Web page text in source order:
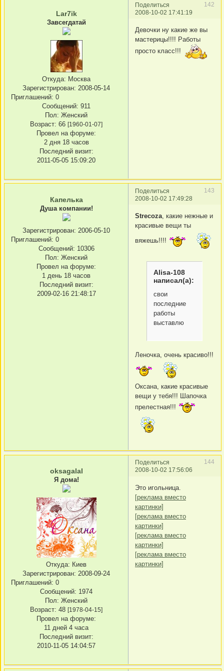
Поделиться
142
2008-10-02 17:41:19
Lar7ik
Завсегдатай
Откуда: Москва
Зарегистрирован: 2008-05-14
Приглашений: 0
Сообщений: 911
Пол: Женский
Возраст: 66 [1960-01-07]
Провел на форуме:
2 дня 18 часов
Последний визит:
2011-05-05 15:09:20
Девочки ну какие же вы
мастерицы!!!! Работы
просто класс!!!
Поделиться
143
2008-10-02 17:49:28
Капелька
Душа компании!
Зарегистрирован: 2006-05-10
Приглашений: 0
Сообщений: 10306
Пол: Женский
Провел на форуме:
1 день 18 часов
Последний визит:
2009-02-16 21:48:17
Strecoza, какие нежные и
красивые вещи ты
вяжешь!!!!
Alisa-108
написал(а):
свои
последние
работы
выставлю
Леночка, очень красиво!!!
Оксана, какие красивые
вещи у тебя!!! Шапочка
прелестная!!!
Поделиться
144
2008-10-02 17:56:06
oksagalal
Я дома!
Откуда: Киев
Зарегистрирован: 2008-09-24
Приглашений: 0
Сообщений: 1974
Пол: Женский
Возраст: 48 [1978-04-15]
Провел на форуме:
11 дней 4 часа
Последний визит:
2010-11-05 14:04:57
Это игольница.
[реклама вместо
картинки]
[реклама вместо
картинки]
[реклама вместо
картинки]
[реклама вместо
картинки]